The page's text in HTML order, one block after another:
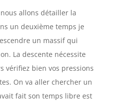
allons détailler la
un deuxième temps je
un massif qui
La descente nécessite
vérifiez bien vos pressions
On va aller chercher un
fait son temps libre est